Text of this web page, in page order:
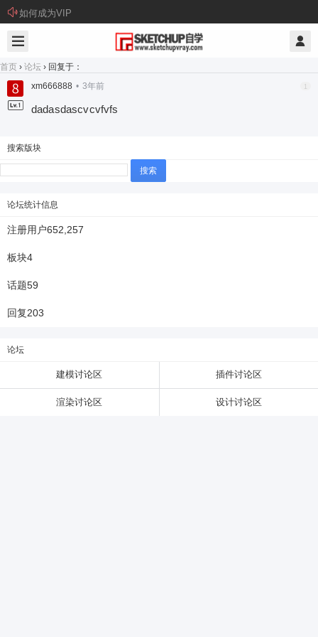
如何成为VIP
首页 › 论坛 › 回复于：
xm666888 • 3年前 1
dadasdascvcvfvfs
搜索版块
搜
索：
论坛统计信息
注册用户652,257
板块4
话题59
回复203
论坛
建模讨论区 插件讨论区
渲染讨论区 设计讨论区
您没有权限发布内容，请购买会员或者提升权
6位以上